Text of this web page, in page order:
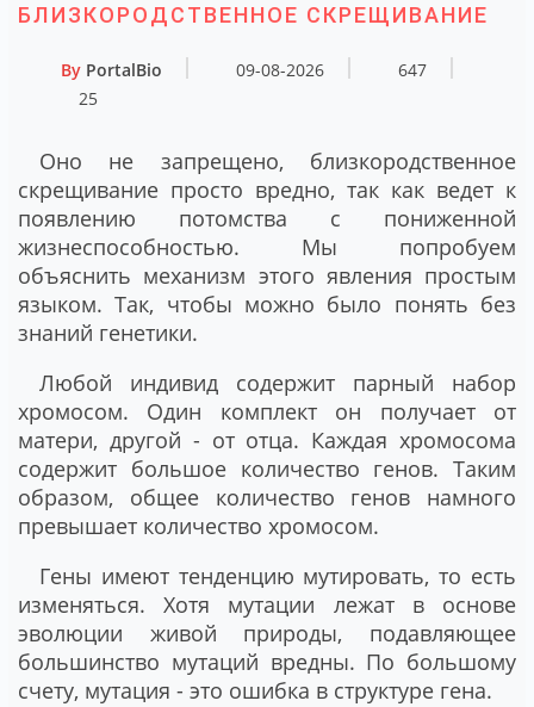
БЛИЗКОРОДСТВЕННОЕ СКРЕЩИВАНИЕ
By PortalBio 09-08-2026
647
25
Оно не запрещено, близкородственное
скрещивание просто вредно, так как ведет к
появлению потомства с пониженной
жизнеспособностью. Мы попробуем
объяснить механизм этого явления простым
языком. Так, чтобы можно было понять без
знаний генетики.
Любой индивид содержит парный набор
хромосом. Один комплект он получает от
матери, другой - от отца. Каждая хромосома
содержит большое количество генов. Таким
образом, общее количество генов намного
превышает количество хромосом.
Гены имеют тенденцию мутировать, то есть
изменяться. Хотя мутации лежат в основе
эволюции живой природы, подавляющее
большинство мутаций вредны. По большому
счету, мутация - это ошибка в структуре гена.